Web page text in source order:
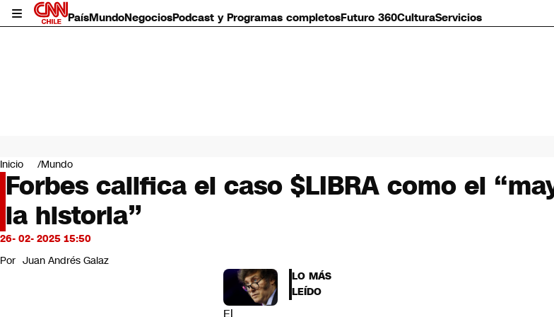
PaísMundoNegociosPodcast y Programas completosFuturo 360CulturaServicios
Mundo
Negocios
Deportes
Programas completos
Cultura
Servicios
Bits
CNN Data
Inicio Mundo
Forbes califica el caso $LIBRA como el
la historia”
26- 02- 2025 15:50
Por Juan Andrés Galaz
El
LO MÁS
LEÍDO